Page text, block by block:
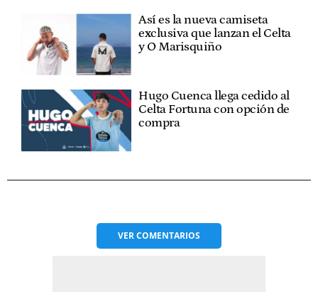
Así es la nueva camiseta
exclusiva que lanzan el Celta
y O Marisquiño
Hugo Cuenca llega cedido al
Celta Fortuna con opción de
compra
VERCOMENTARIOS